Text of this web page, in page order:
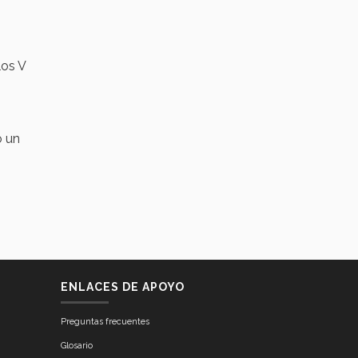
V
un
ENLACES DE APOYO
Preguntas frecuentes
Glosario